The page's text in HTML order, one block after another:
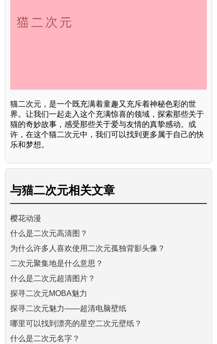
猫二次元，是一个既充满着童趣又充斥着神秘色彩的世
界。让我们一起走入这个充满惊喜的领域，探索那些关于
猫的奇妙故事，感受那些关于爱与友情的真挚感动。或
许，在这个猫二次元中，我们可以找到更多属于自己的快
乐和梦想。
与猫二次元相关文章
樱花动漫
什么是二次元高清图？
为什么许多人喜欢使用二次元孤独背影头像？
二次元聚集地是什么意思？
什么是二次元超清图片？
探寻二次元MOBA魅力
探寻二次元魅力——超清电脑壁纸
哪里可以找到漂亮的星空二次元壁纸？
什么是二次元名字？